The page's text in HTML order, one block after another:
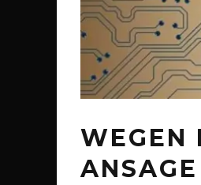
WEGEN